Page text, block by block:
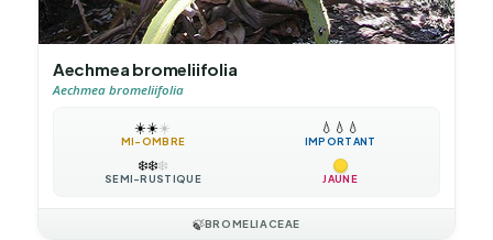
Aechmea bromeliifolia
Aechmea bromeliifolia
☀️☀️☀️
MI-OMBRE
💧 💧 💧
IMPORTANT
❄️❄️❄️
SEMI-RUSTIQUE JAUNE
🍃BROMELIACEAE